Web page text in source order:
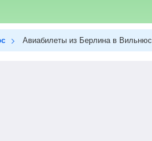
Авиабилеты из Берлина в Вильнюс